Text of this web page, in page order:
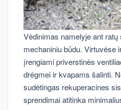
Vėdinimas namelyje ant
mechaniniu būdu. Virtuvėse
įrengiami priverstinės
drėgmei ir kvapams šalinti.
sudėtingas rekuperacines
sprendimai atitinka